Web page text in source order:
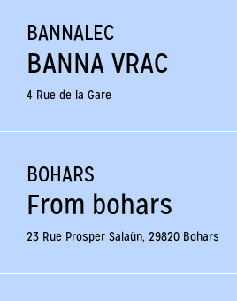
BANNALEC
BANNA VRAC
4 Rue de la Gare
BOHARS
From bohars
23 Rue Prosper Salaün, 29820 Bohars